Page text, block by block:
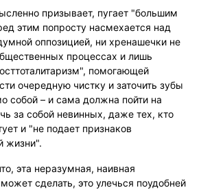
призывает, пугает "большим
этим попросту насмехается над
оппозицией, ни хренашечки не
процессах и лишь
помогающей
очередную чистку и заточить зубы
собой – и сама должна пойти на
за собой невинных, даже тех, кто
и "не подает признаков
жизни".
эта неразумная, наивная
сделать, это улечься поудобней